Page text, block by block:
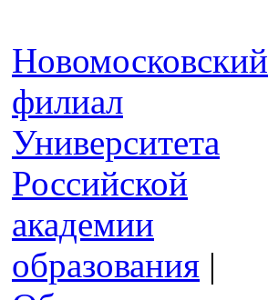
Новомосковский
филиал
Университета
Российской
академии
образования |